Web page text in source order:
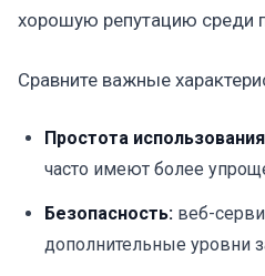
хорошую репутацию среди
Сравните важные
Простота
часто имеют более
Безопасность: веб-
дополнительные уровни